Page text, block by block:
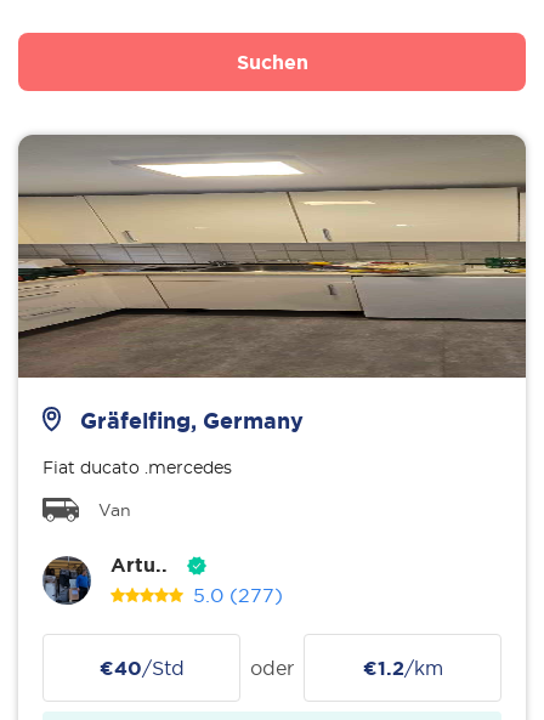
Suchen
Gräfelfing, Germany
Fiat ducato .mercedes
Van
Artu..
5.0 (277)
€40/Std oder €1.2/km